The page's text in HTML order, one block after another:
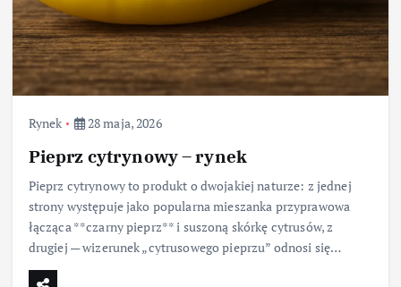
Rynek 28 maja, 2026
Pieprz cytrynowy – rynek
Pieprz cytrynowy to produkt o dwojakiej naturze: z jednej
strony występuje jako popularna mieszanka przyprawowa
łącząca **czarny pieprz** i suszoną skórkę cytrusów, z
drugiej — wizerunek „cytrusowego pieprzu” odnosi się…